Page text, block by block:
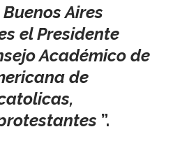
Aires
el Presidente
Académico de
de
”.